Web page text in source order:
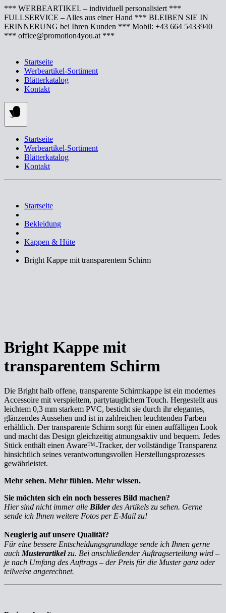
Springe
zum
Inhalt
*** WERBEARTIKEL – individuell personalisiert ***
FULLSERVICE – Alles aus einer Hand *** BLEIBEN SIE IN
ERINNERUNG bei Ihren Kunden *** Mobil: +43 664 5433940
*** office@promotion4you.at ***
Startseite
Werbeartikel-Sortiment
Blätterkatalog
Kontakt
Startseite
Werbeartikel-Sortiment
Blätterkatalog
Kontakt
Startseite
Bekleidung
Kappen & Hüte
Bright Kappe mit transparentem Schirm
Bright Kappe mit
transparentem Schirm
Die Bright halb offene, transparente Schirmkappe ist ein modernes
Accessoire mit verspieltem, partytauglichem Touch. Hergestellt aus
leichtem 0,3 mm starkem PVC, besticht sie durch ihr elegantes,
glänzendes Aussehen und ist in zahlreichen leuchtenden Farben
erhältlich. Der transparente Schirm sorgt für einen auffälligen Look
und macht das Design gleichzeitig atmungsaktiv und bequem. Jedes
Stück enthält einen Aware™-Tracker, der vollständige Transparenz
hinsichtlich seines verantwortungsvollen Herstellungsprozesses
gewährleistet.
Mehr sehen. Mehr fühlen. Mehr wissen.
Sie möchten sich ein noch besseres Bild machen?
Hier sind nicht immer alle Bilderdes Artikels zu sehen. Gerne
sende ich Ihnen weitere Fotos per E-Mail zu!
Neugierig auf unsere Qualität?
Für eine bessere Entscheidungsgrundlage sende ich Ihnen gerne
auch Musterartikelzu. Bei anschließender Auftragserteilung wird –
je nach Umfang des Auftrags – der Preis für die Muster ganz oder
teilweise angerechnet.